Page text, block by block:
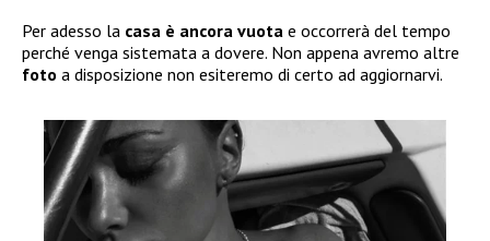
Per adesso la casa è ancora vuota e occorrerà del tempo
perché venga sistemata a dovere. Non appena avremo altre
foto a disposizione non esiteremo di certo ad aggiornarvi.